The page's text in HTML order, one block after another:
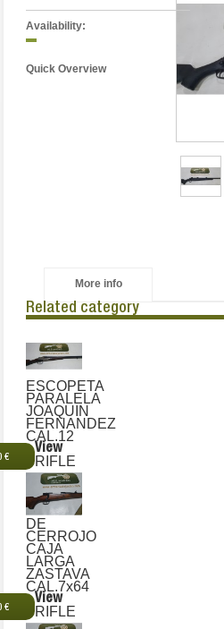
Availability:
Quick Overview
More info
Related category
ESCOPETA
PARALELA
JOAQUIN
FERNANDEZ
CAL.12
€
View
RIFLE
DE
CERROJO
CAJA
LARGA
ZASTAVA
CAL.7x64
€
View
RIFLE